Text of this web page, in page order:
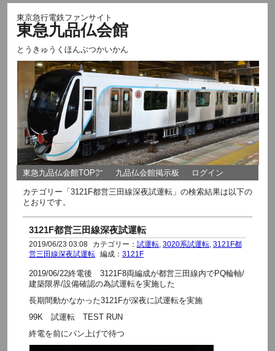
東京急行電鉄ファンサイト
東急九品仏会館
とうきゅうくほんぶつかいかん
東急九品仏会館TOP㌻ 九品仏会館掲示板 ログイン
カテゴリー「3121F都営三田線深夜試運転」の検索結果は以下の
とおりです。
3121F都営三田線深夜試運転
2019/06/23 03:08 カテゴリー： 試運転, 3020系試運転, 3121F都
営三田線深夜試運転
編成： 3121F
2019/06/22終電後 3121F8両編成が都営三田線内でPQ輪軸/
建築限界/設備確認の為試運転を実施した
長期間動かなかった3121Fが深夜に試運転を実施
99K 試運転 TEST RUN
終電を前にパン上げで待つ